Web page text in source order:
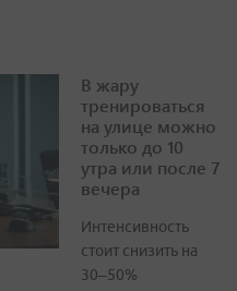
В жару
тренироваться
на улице можно
только до 10
утра или после 7
вечера
Интенсивность
стоит снизить на
30–50%